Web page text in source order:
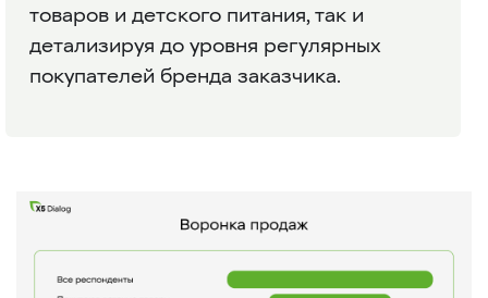
товаров и детского питания, так и
детализируя до уровня регулярных
покупателей бренда заказчика.